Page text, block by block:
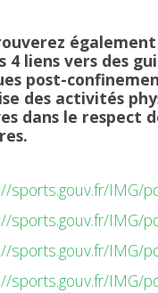
4 liens vers des
post-
des activités
dans le respect
sports.gouv.fr/IMG/
sports.gouv.fr/IMG/
sports.gouv.fr/IMG/
sports.gouv.fr/IMG/